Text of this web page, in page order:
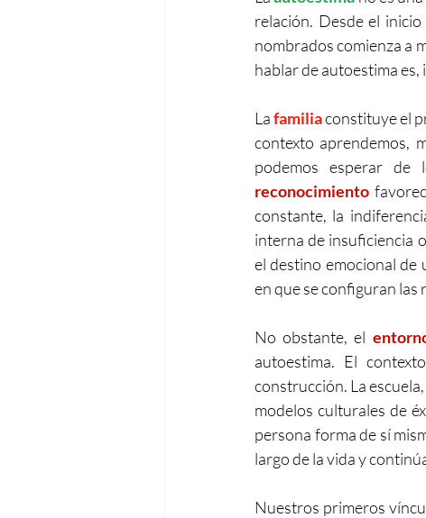
relación. Desde el
nombrados comienza a
hablar de autoestima
La familia constituye el
contexto aprendemos,
podemos esperar de
reconocimiento
constante, la
interna de insuficiencia
el destino emocional de
en que se configuran
No obstante, el
autoestima. El
construcción. La
modelos culturales de
persona forma de sí
largo de la vida y
Nuestros primeros